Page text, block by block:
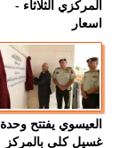
المركزي الثلاثاء -
اسعار
العيسوي يفتتح وحدة
غسيل كلى بالمركز